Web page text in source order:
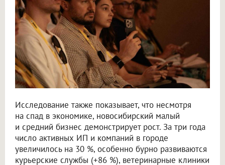
Исследование также показывает, что несмотря
на спад в экономике, новосибирский малый
и средний бизнес демонстрирует рост. За три года
число активных ИП и компаний в городе
увеличилось на 30 %, особенно бурно развиваются
курьерские службы (+86 %), ветеринарные клиники